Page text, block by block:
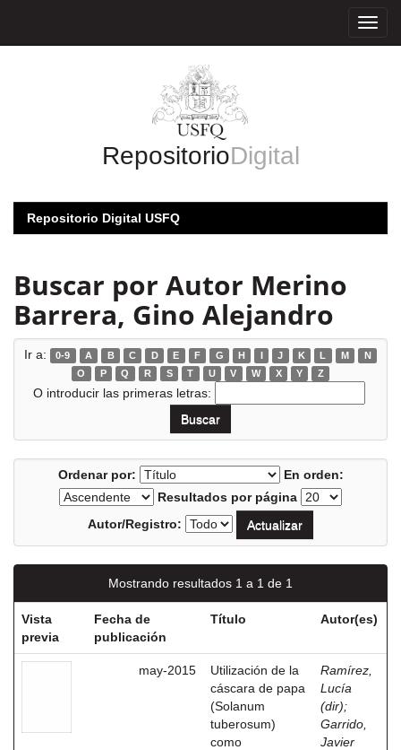
RepositorioDigital
Repositorio Digital USFQ
Buscar por Autor Merino
Barrera, Gino Alejandro
Ir a: 0-9 A B C D E F G H I J K L M
N
O
P Q R S T U V W X Y Z
O introducir las primeras letras:
Ordenar por:
En orden:
Resultados por página
Autor/Registro:
Mostrando resultados 1 a 1 de 1
Vista
previa
Fecha de
publicación
Título Autor(es)
may-2015
Utilización de la
cáscara de papa
(Solanum
tuberosum)
como
Ramírez,
Lucía
(dir);
Garrido,
Javier